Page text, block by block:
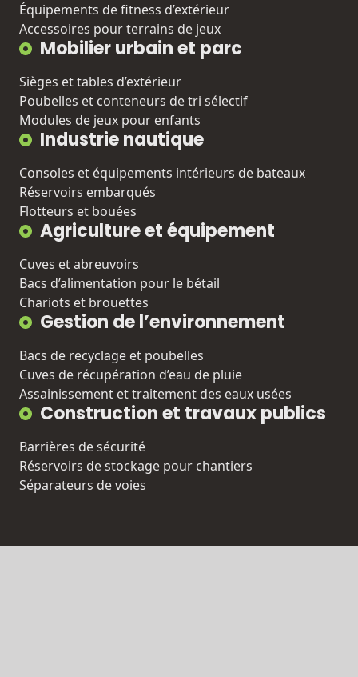
Équipements de fitness d’extérieur
Accessoires pour terrains de jeux
Mobilier urbain et parc
Sièges et tables d’extérieur
Poubelles et conteneurs de tri sélectif
Modules de jeux pour enfants
Industrie nautique
Consoles et équipements intérieurs de bateaux
Réservoirs embarqués
Flotteurs et bouées
Agriculture et équipement
Cuves et abreuvoirs
Bacs d’alimentation pour le bétail
Chariots et brouettes
Gestion de l’environnement
Bacs de recyclage et poubelles
Cuves de récupération d’eau de pluie
Assainissement et traitement des eaux usées
Construction et travaux publics
Barrières de sécurité
Réservoirs de stockage pour chantiers
Séparateurs de voies